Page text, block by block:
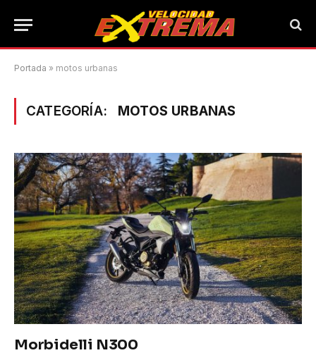
Portada » motos urbanas
CATEGORÍA: MOTOS URBANAS
Morbidelli N300